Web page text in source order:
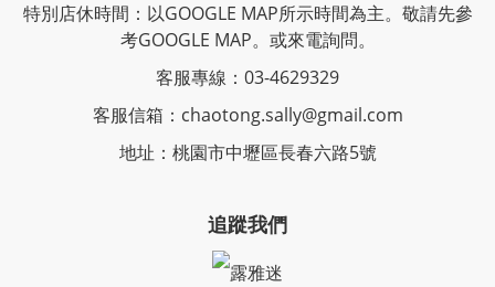
特別店休時間：以GOOGLE MAP所示時間為主。敬請先參
考GOOGLE MAP。或來電詢問。
客服專線：03-4629329
客服信箱：chaotong.sally@gmail.com
地址：桃園市中壢區長春六路5號
追蹤我們
露雅迷